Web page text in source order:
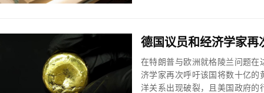
德国议员和经济学家再
在特朗普与欧洲就格陵兰问题在
济学家再次呼吁该国将数十亿
洋关系出现破裂，且美国政府